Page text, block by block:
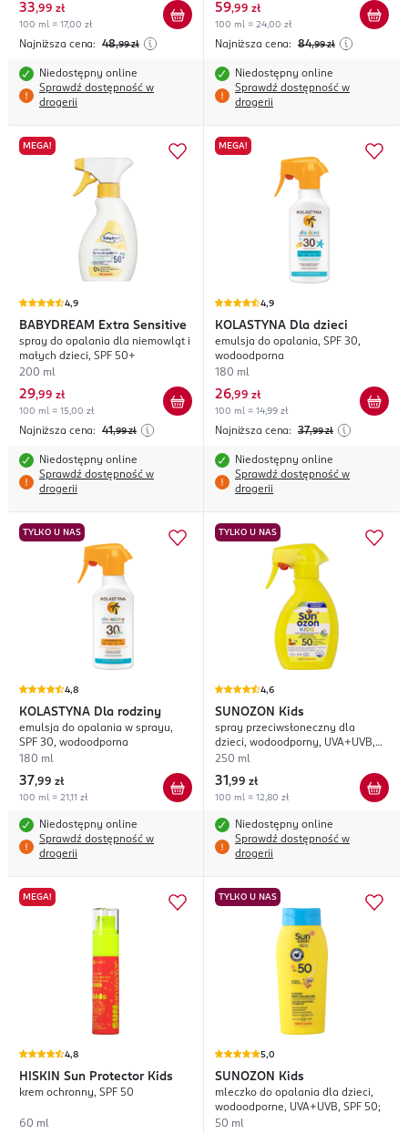
33,99 zł
100 ml = 17,00 zł
Najniższa cena: 48,99 zł
Niedostępny online
Sprawdź dostępność w
drogerii
59,99 zł
100 ml = 24,00 zł
Najniższa cena: 84,99 zł
Niedostępny online
Sprawdź dostępność w
drogerii
MEGA!
4,9
BABYDREAM Extra Sensitive
spray do opalania dla niemowląt i
małych dzieci, SPF 50+
200 ml
29,99 zł
100 ml = 15,00 zł
Najniższa cena: 41,99 zł
Niedostępny online
Sprawdź dostępność w
drogerii
MEGA!
4,9
KOLASTYNA Dla dzieci
emulsja do opalania, SPF 30,
wodoodporna
180 ml
26,99 zł
100 ml = 14,99 zł
Najniższa cena: 37,99 zł
Niedostępny online
Sprawdź dostępność w
drogerii
TYLKO U NAS
4,8
KOLASTYNA Dla rodziny
emulsja do opalania w sprayu,
SPF 30, wodoodporna
180 ml
37,99 zł
100 ml = 21,11 zł
Niedostępny online
Sprawdź dostępność w
drogerii
TYLKO U NAS
4,6
SUNOZON Kids
spray przeciwsłoneczny dla
dzieci, wodoodporny, UVA+UVB,
SPF 50;
250 ml
31 ,99 zł
100 ml = 12,80 zł
Niedostępny online
Sprawdź dostępność w
drogerii
MEGA!
4,8
HISKIN Sun Protector Kids
krem ochronny, SPF 50
60 ml
TYLKO U NAS
5,0
SUNOZON Kids
mleczko do opalania dla dzieci,
wodoodporne, UVA+UVB, SPF 50;
50 ml